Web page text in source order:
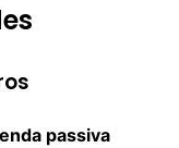
passiva